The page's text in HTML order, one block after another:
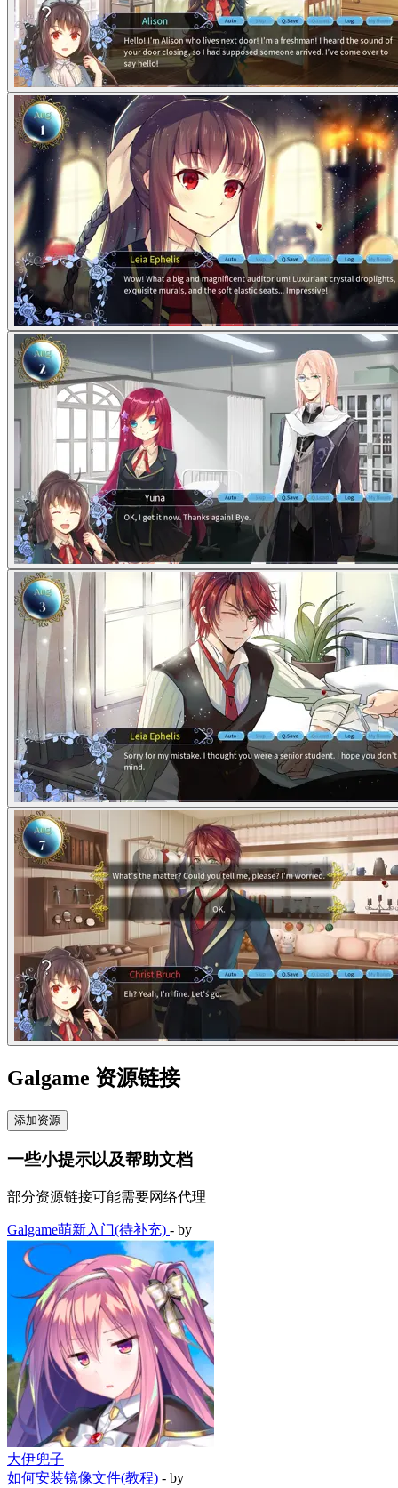
Galgame 资源链接
添加资源
一些小提示以及帮助文档
部分资源链接可能需要网络代理
Galgame萌新入门(待补充) - by
大伊兜子
如何安装镜像文件(教程) - by